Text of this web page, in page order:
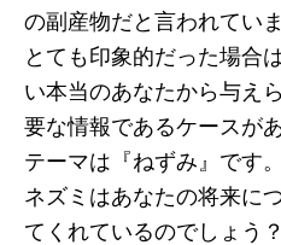
は？
の副産物だと言われてい
とても印象的だった場合
い本当のあなたから与え
要な情報であるケースが
テーマは『ねずみ』です
ネズミはあなたの将来に
てくれているのでしょう